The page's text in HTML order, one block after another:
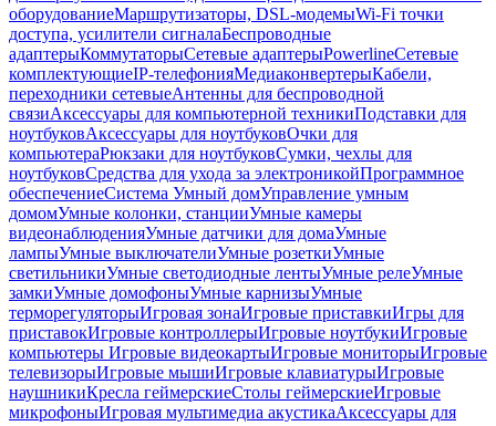
оборудованиеМаршрутизаторы, DSL-модемыWi-Fi точки
доступа, усилители сигналаБеспроводные
адаптерыКоммутаторыСетевые адаптерыPowerlineСетевые
комплектующиеIP-телефонияМедиаконвертерыКабели,
переходники сетевыеАнтенны для беспроводной
связиАксессуары для компьютерной техникиПодставки для
ноутбуковАксессуары для ноутбуковОчки для
компьютераРюкзаки для ноутбуковСумки, чехлы для
ноутбуковСредства для ухода за электроникойПрограммное
обеспечениеСистема Умный домУправление умным
домомУмные колонки, станцииУмные камеры
видеонаблюденияУмные датчики для домаУмные
лампыУмные выключателиУмные розеткиУмные
светильникиУмные светодиодные лентыУмные релеУмные
замкиУмные домофоныУмные карнизыУмные
терморегуляторыИгровая зонаИгровые приставкиИгры для
приставокИгровые контроллерыИгровые ноутбукиИгровые
компьютеры Игровые видеокартыИгровые мониторыИгровые
телевизорыИгровые мышиИгровые клавиатурыИгровые
наушникиКресла геймерскиеСтолы геймерскиеИгровые
микрофоныИгровая мультимедиа акустикаАксессуары для